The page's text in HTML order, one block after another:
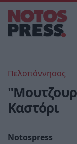
Πελοπόννησος
Καστόρι
Notospress